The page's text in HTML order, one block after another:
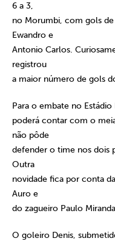
6 a 3,
no Morumbi, com gols de
Ewandro e
Antonio Carlos.
registrou
a maior número de gols
Para o embate no
poderá contar com o
não pôde
defender o time nos dois
Outra
novidade fica por conta
Auro e
do zagueiro Paulo
O goleiro Denis,